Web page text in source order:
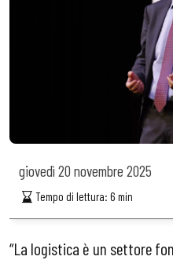
giovedì 20 novembre 2025
Tempo di lettura:6 min
“La logistica è un settore